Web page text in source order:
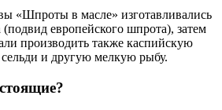
«Шпроты в масле» изготавливались
европейского шпрота), затем
производить также каспийскую
сельди и другую мелкую рыбу.